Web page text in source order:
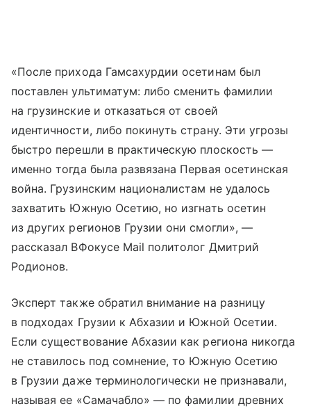
«После прихода Гамсахурдии осетинам был
поставлен ультиматум: либо сменить фамилии
на грузинские и отказаться от своей
идентичности, либо покинуть страну. Эти угрозы
быстро перешли в практическую плоскость —
именно тогда была развязана Первая осетинская
война. Грузинским националистам не удалось
захватить Южную Осетию, но изгнать осетин
из других регионов Грузии они смогли», —
рассказал ВФокусе Mail политолог Дмитрий
Родионов.
Эксперт также обратил внимание на разницу
в подходах Грузии к Абхазии и Южной Осетии.
Если существование Абхазии как региона никогда
не ставилось под сомнение, то Южную Осетию
в Грузии даже терминологически не признавали,
называя ее «Самачабло» — по фамилии древних